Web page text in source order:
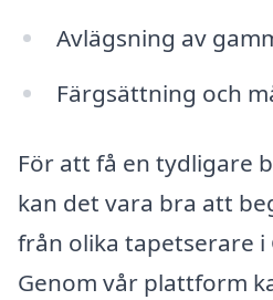
Avlägsning av
Färgsättning och
För att få en tydligare
kan det vara bra att
från olika tapetserare i
Genom vår plattform